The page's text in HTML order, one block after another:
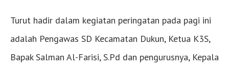
Turut hadir dalam kegiatan peringatan pada pagi ini
adalah Pengawas SD Kecamatan Dukun, Ketua K3S,
Bapak Salman Al-Farisi, S.Pd dan pengurusnya, Kepala